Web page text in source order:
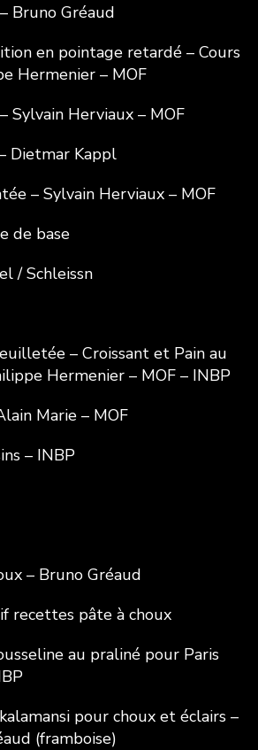
Bruno Gréaud
en pointage retardé – Cours
Hermenier – MOF
Sylvain Herviaux – MOF
Dietmar Kappl
– Sylvain Herviaux – MOF
de base
/ Schleissn
– Croissant et Pain au
Hermenier – MOF – INBP
Marie – MOF
– INBP
– Bruno Gréaud
recettes pâte à choux
au praliné pour Paris
pour choux et éclairs –
(framboise)